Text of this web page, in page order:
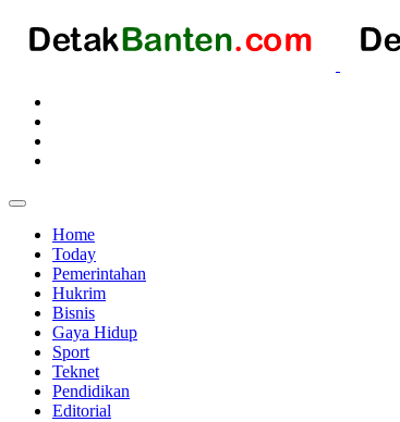
Home
Today
Pemerintahan
Hukrim
Bisnis
Gaya Hidup
Sport
Teknet
Pendidikan
Editorial